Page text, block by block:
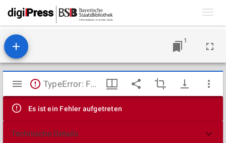
1
Mirador
Viewer
TypeError: Failed to fetch
Es ist ein Fehler aufgetreten
Technische Details